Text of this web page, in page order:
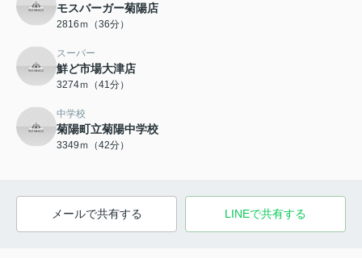
モスバーガー菊陽店
2816ｍ（36分）
スーパー
鮮ど市場大津店
3274ｍ（41分）
中学校
菊陽町立菊陽中学校
3349ｍ（42分）
メールで共有する LINEで共有する